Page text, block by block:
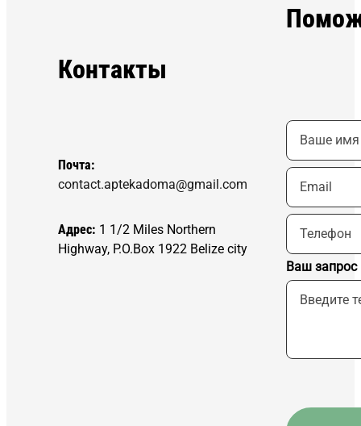
Контакты
Почта:
contact.aptekadoma@gmail.com
Адрес: 1 1/2 Miles Northern
Highway, P.O.Box 1922 Belize city
Ваш запрос